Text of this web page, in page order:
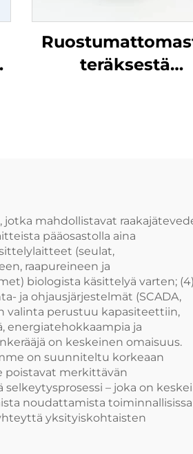
teräksestä
yhdistelmässä
mahdollistavat
pääosastolla aina
(seulat,
raapureineen ja
biologista käsittelyä varten; (4)
ja ohjausjärjestelmät (SCADA,
valinta perustuu kapasiteettiin,
energiatehokkaampia ja
on keskeinen omaisuus.
on suunniteltu korkeaan
poistavat merkittävän
– joka on
noudattamista toiminnallisissa
yksityiskohtaisten